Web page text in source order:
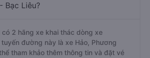
Bạc Liêu?
có 2 hãng xe khai thác dòng xe
tuyến đường này là xe Hảo, Phương
tham khảo thêm thông tin và đặt vé